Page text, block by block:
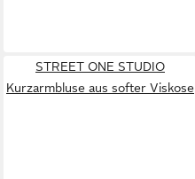
STREET ONE STUDIO
Kurzarmbluse aus softer Viskose